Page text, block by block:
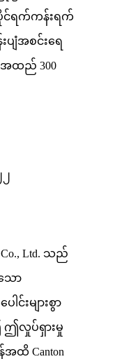
င်ရက်ကန်းရက်
ပျံအစင်းရေ
အထည် 300
Co., Ltd. သည်
ော
းများစွာ
ဤလှုပ်ရှားမှု
အထိ Canton